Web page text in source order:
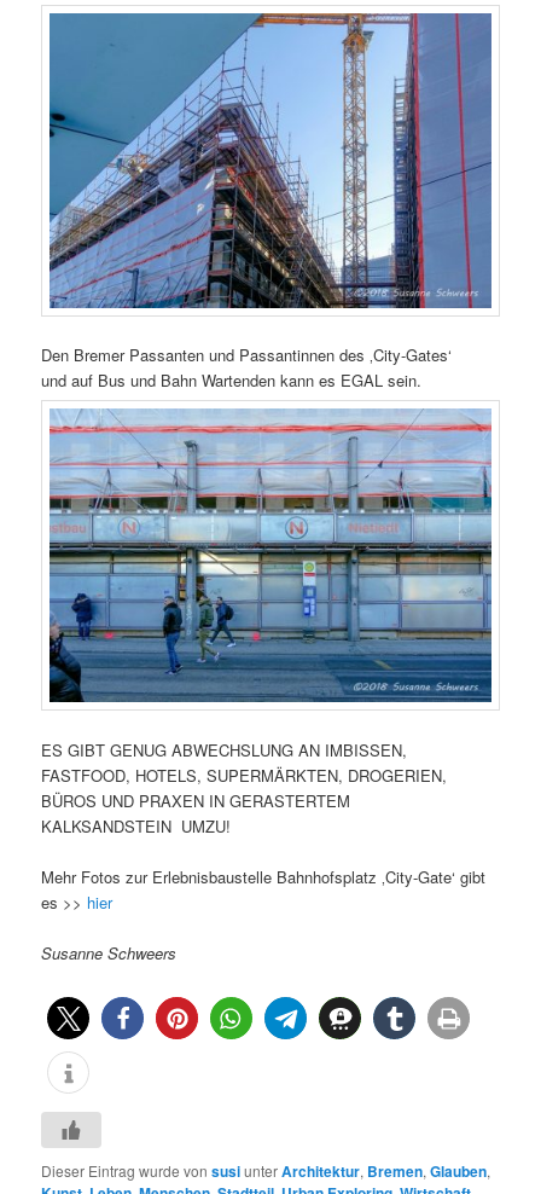
Den Bremer Passanten und Passantinnen des ‚City-Gates‘
und auf Bus und Bahn Wartenden kann es EGAL sein.
ES GIBT GENUG ABWECHSLUNG AN IMBISSEN,
FASTFOOD, HOTELS, SUPERMÄRKTEN, DROGERIEN,
BÜROS UND PRAXEN IN GERASTERTEM
KALKSANDSTEIN UMZU!
Mehr Fotos zur Erlebnisbaustelle Bahnhofsplatz ‚City-Gate‘ gibt
es >> hier
Susanne Schweers
Dieser Eintrag wurde vonsusiunterArchitektur, Bremen,Glauben,